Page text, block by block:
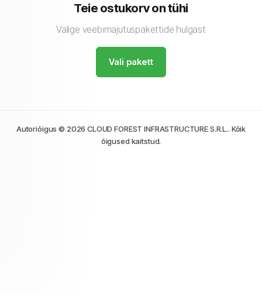
Teie ostukorv on tühi
Valige veebimajutuspakettide hulgast
Vali pakett
Autoriõigus © 2026 CLOUD FOREST INFRASTRUCTURE S.R.L.. Kõik
õigused kaitstud.